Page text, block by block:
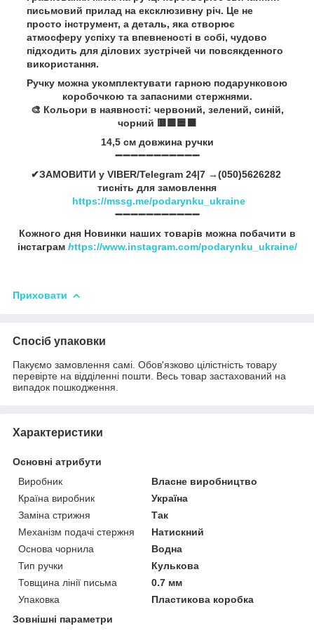
письмовий прилад на ексклюзивну річ. Це не
просто інструмент, а деталь, яка створює
атмосферу успіху та впевненості в собі, чудово
підходить для ділових зустрічей чи повсякденного
використання.
Ручку можна укомплектувати гарною подарунковою
коробочкою та запасними стержнями.
🎨 Кольори в наявності: червоний, зелений, синій,
чорний 🟥🟩🟦⬛
14,5 см довжина ручки
➖➖➖➖➖➖➖➖➖➖➖
✔ЗАМОВИТИ у VIBER/Telegram 24|7 →(050)5626282
тисніть для замовлення
https://mssg.me/podarynku_ukraine
➖➖➖➖➖➖➖➖➖➖➖
Кожного дня Новинки наших товарів можна побачити в
інстаграм https://www.instagram.com/podarynku_ukraine/
Приховати
Спосіб упаковки
Пакуємо замовлення самі. Обов'язково цілістність товару
перевірте на відділенні пошти. Весь товар застахований на
випадок пошкодження.
Характеристики
Основні атрибути
Виробник
Власне виробництво
Країна виробник
Україна
Заміна стрижня
Так
Механізм подачі стержня
Натискний
Основа чорнила
Водна
Тип ручки
Кулькова
Товщина лінії письма
0.7 мм
Упаковка
Пластикова коробка
Зовнішні параметри